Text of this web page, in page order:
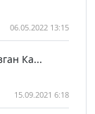
06.05.2022 13:15
Ка...
15.09.2021 6:18